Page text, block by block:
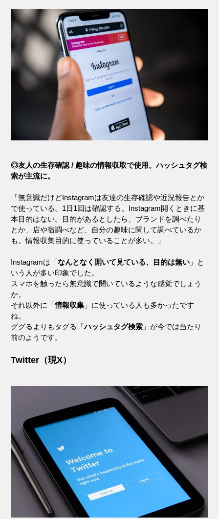
◎友人の生存確認 / 趣味の情報収取で使用。ハッシュタグ検
索が主流に。
「無意識だけどInstagramは友達の生存確認や近況報告とか
で使っている。1日1回は確認する。Instagram開くときに基
本目的はない。目的があるとしたら、ブランドを調べたり
とか、店や宿調べなど、自分の趣味に関して調べているか
も。情報収集目的に使っていることが多い。」
Instagramは「なんとなく開いて見ている、目的は無い 」と
いう人が多い印象でした。
スマホを触ったら無意識で開いているような感覚でしょう
か。
それ以外に「情報収集 」に使っている人も多かったです
ね。
ググるよりもタグる「ハッシュタグ検索 」が今では当たり
前のようです。
Twitter（現X）